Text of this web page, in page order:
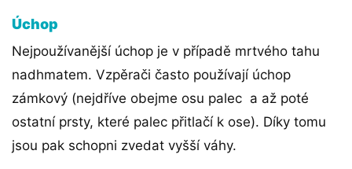
Úchop
Nejpoužívanější úchop je v případě mrtvého tahu
nadhmatem. Vzpěrači často používají úchop
zámkový (nejdříve obejme osu palec a až poté
ostatní prsty, které palec přitlačí k ose). Díky tomu
jsou pak schopni zvedat vyšší váhy.